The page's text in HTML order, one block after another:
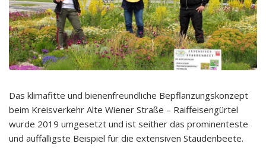
Das klimafitte und bienenfreundliche Bepflanzungskonzept
beim Kreisverkehr Alte Wiener Straße – Raiffeisengürtel
wurde 2019 umgesetzt und ist seither das prominenteste
und auffälligste Beispiel für die extensiven Staudenbeete.